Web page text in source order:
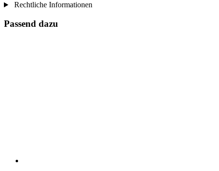
Rechtliche Informationen
Passend dazu